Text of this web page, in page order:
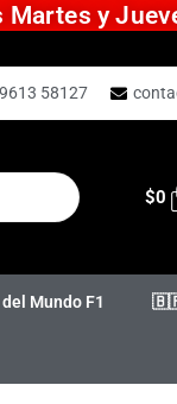
Martes y
58127
$0
Mundo F1 🇧🇷